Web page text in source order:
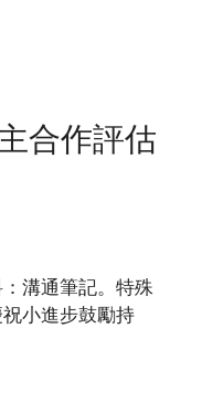
合作評估
溝通筆記。特殊
小進步鼓勵持